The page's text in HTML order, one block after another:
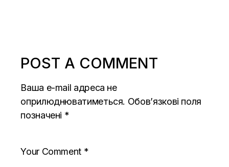
POST A COMMENT
Ваша e-mail адреса не
оприлюднюватиметься. Обов’язкові поля
позначені *